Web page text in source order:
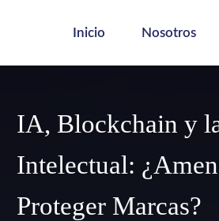
Inicio Nosotros
IA, Blockchain y
Intelectual:
Proteger Marcas?